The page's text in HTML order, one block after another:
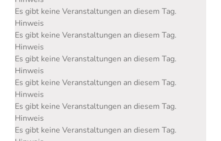
Es gibt keine Veranstaltungen an diesem Tag.
Hinweis
Es gibt keine Veranstaltungen an diesem Tag.
Hinweis
Es gibt keine Veranstaltungen an diesem Tag.
Hinweis
Es gibt keine Veranstaltungen an diesem Tag.
Hinweis
Es gibt keine Veranstaltungen an diesem Tag.
Hinweis
Es gibt keine Veranstaltungen an diesem Tag.